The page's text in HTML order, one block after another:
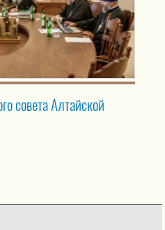
совета Алтайской